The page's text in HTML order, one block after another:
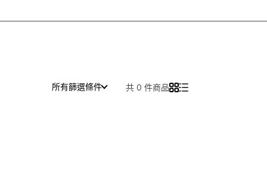
所有篩選條件 共 0 件商品